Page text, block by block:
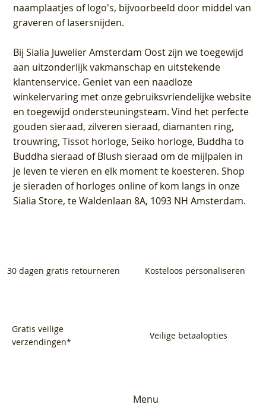
naamplaatjes of logo's, bijvoorbeeld door middel van
graveren of lasersnijden.
BijSialia Juwelier Amsterdam Oostzijn we toegewijd
aan uitzonderlijk vakmanschap en uitstekende
klantenservice. Geniet van een naadloze
winkelervaring met onze gebruiksvriendelijke website
en toegewijd ondersteuningsteam. Vind het perfecte
gouden sieraad, zilveren sieraad, diamanten ring,
trouwring, Tissot horloge, Seiko horloge, Buddha to
Buddha sieraad of Blush sieraad om de mijlpalen in
je leven te vieren en elk moment te koesteren. Shop
je sieraden of horloges online of kom langs in onze
Sialia Store, te Waldenlaan 8A, 1093 NH Amsterdam.
30 dagen gratis retourneren Kosteloos personaliseren
Gratis veilige
verzendingen*
Veilige betaalopties
Menu